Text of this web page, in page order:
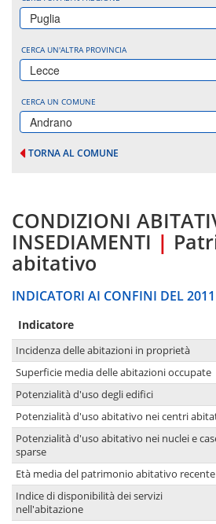
Puglia
CERCA UN'ALTRA PROVINCIA
Lecce
CERCA UN COMUNE
Andrano
TORNA AL COMUNE
CONDIZIONI
INSEDIAMENTI |
abitativo
INDICATORI AI CONFINI DEL 2011
Indicatore
Incidenza delle abitazioni in proprietà
Superficie media delle abitazioni occupate
Potenzialità d'uso degli edifici
Potenzialità d'uso abitativo nei centri
Potenzialità d'uso abitativo nei nuclei e
sparse
Età media del patrimonio abitativo recente
Indice di disponibilità dei servizi
nell'abitazione